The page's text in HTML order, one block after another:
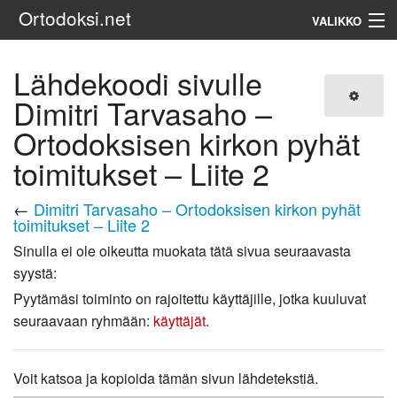
Ortodoksi.net VALIKKO
Haku
Lähdekoodi sivulle
Dimitri Tarvasaho –
Ortodoksisen kirkon pyhät
toimitukset – Liite 2
← Dimitri Tarvasaho – Ortodoksisen kirkon pyhät
toimitukset – Liite 2
Sinulla ei ole oikeutta muokata tätä sivua seuraavasta
syystä:
Pyytämäsi toiminto on rajoitettu käyttäjille, jotka kuuluvat
seuraavaan ryhmään: käyttäjät.
Voit katsoa ja kopioida tämän sivun lähdetekstiä.